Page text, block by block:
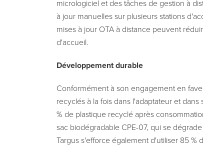
micrologiciel et des tâches de gestion à
à jour manuelles sur plusieurs stations
mises à jour OTA à distance peuvent
d'accueil.
Développement durable
Conformément à son engagement en
recyclés à la fois dans l'adaptateur et
% de plastique recyclé après
sac biodégradable CPE-07, qui se
Targus s'efforce également d'utiliser 85 %